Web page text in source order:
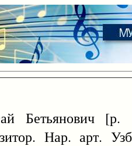
Бетьянович
Нар. арт.